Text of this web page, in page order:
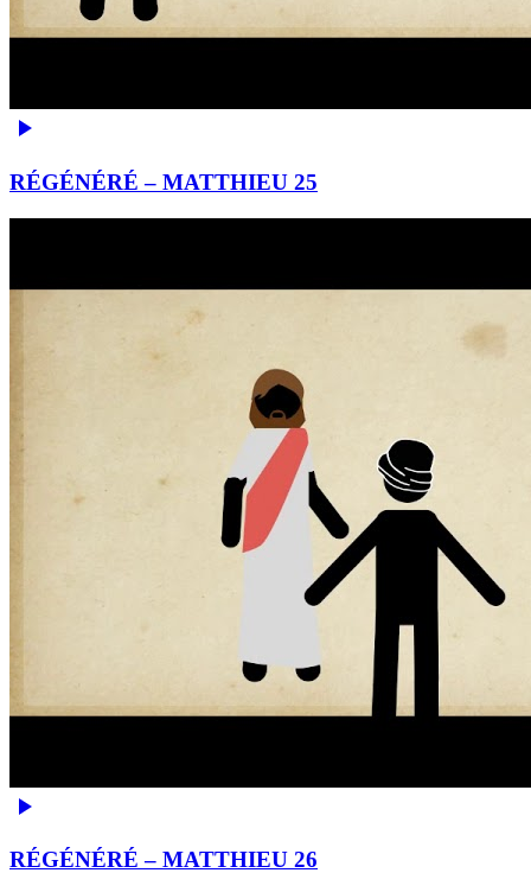
RÉGÉNÉRÉ – MATTHIEU 25
RÉGÉNÉRÉ – MATTHIEU 26